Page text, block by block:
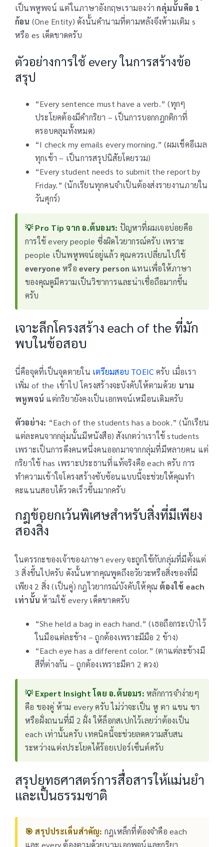
เป็นพหูพจน์ แต่ในภาษาอังกฤษเรามองว่ากลุ่มนั้นคือ 1
ก้อน (One Entity) ดังนั้นคำนามที่ตามหลังจึงห้ามเติม s
หรือ es เด็ดขาดครับ
ตัวอย่างการใช้ every ในการสร้างข้อ
สรุป
“Every sentence must have a verb.” (ทุกๆ
ประโยคต้องมีคำกริยา – เป็นการบอกกฎกติกาที่
ครอบคลุมทั้งหมด)
“I check my emails every morning.” (ผมเช็คอีเมล
ทุกเช้า – เป็นการสรุปนิสัยโดยรวม)
“Every student needs to submit the report by
Friday.” (นักเรียนทุกคนจำเป็นต้องส่งรายงานภายใน
วันศุกร์)
💡 Pro Tip จาก อ.ต้นอมร: ปัญหาที่ผมเจอบ่อยคือ
การใช้ every people ซึ่งผิดไวยากรณ์ครับ เพราะ
people เป็นพหูพจน์อยู่แล้ว คุณควรเปลี่ยนไปใช้
everyone หรือevery person แทนเพื่อให้ภาษา
ของคุณดูมีความเป็นวิชาการและน่าเชื่อถือมากขึ้น
ครับ
เจาะลึกโครงสร้าง each of the ที่มัก
พบในข้อสอบ
นี่คือจุดที่เป็นจุดตายใน เตรียมสอบ TOEIC ครับ เมื่อเรา
เพิ่ม of the เข้าไป โครงสร้างจะบังคับให้ตามด้วย นาม
พหูพจน์ แต่กริยายังคงเป็นเอกพจน์เหมือนเดิมครับ
ตัวอย่าง: “Each of the students has a book.” (นักเรียน
แต่ละคนจากกลุ่มนั้นมีหนังสือ) สังเกตว่าเราใช้ students
เพราะเป็นการดึงคนหนึ่งคนออกมาจากกลุ่มที่มีหลายคน แต่
กริยาใช้ has เพราะประธานที่แท้จริงคือ each ครับ การ
ทำความเข้าใจโครงสร้างซับซ้อนแบบนี้จะช่วยให้คุณทำ
คะแนนสอบได้รวดเร็วขึ้นมากครับ
กฎข้อยกเว้นพิเศษสำหรับสิ่งที่มีเพียง
สองสิ่ง
ในตรรกะของเจ้าของภาษา every จะถูกใช้กับกลุ่มที่มีตั้งแต่
3 สิ่งขึ้นไปครับ ดังนั้นหากคุณพูดถึงอวัยวะหรือสิ่งของที่มี
เพียง 2 สิ่ง (เป็นคู่) กฎไวยากรณ์บังคับให้คุณ ต้องใช้ each
เท่านั้น ห้ามใช้ every เด็ดขาดครับ
“She held a bag in each hand.” (เธอถือกระเป๋าไว้
ในมือแต่ละข้าง – ถูกต้องเพราะมีมือ 2 ข้าง)
“Each eye has a different color.” (ตาแต่ละข้างมี
สีที่ต่างกัน – ถูกต้องเพราะมีตา 2 ดวง)
💡 Expert Insight โดย อ.ต้นอมร: หลักการจำง่ายๆ
คือ ของคู่ ห้าม every ครับ ไม่ว่าจะเป็น หู ตา แขน ขา
หรือฝั่งถนนที่มี 2 ฝั่ง ให้ล็อกสเปกไว้เลยว่าต้องเป็น
each เท่านั้นครับ เทคนิคนี้จะช่วยลดความสับสน
ระหว่างแต่งประโยคได้ร้อยเปอร์เซ็นต์ครับ
สรุปยุทธศาสตร์การสื่อสารให้แม่นยำ
และเป็นธรรมชาติ
🎯 สรุปประเด็นสำคัญ: กฎเหล็กที่ต้องจำคือ each